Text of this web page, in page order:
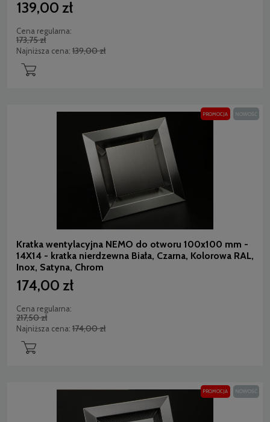
139,00 zł
Cena regularna:
173,75 zł
Najniższa cena: 139,00 zł
Kratka wentylacyjna NEMO do otworu 100x100 mm -
14X14 - kratka nierdzewna Biała, Czarna, Kolorowa RAL,
Inox, Satyna, Chrom
174,00 zł
Cena regularna:
217,50 zł
Najniższa cena: 174,00 zł
PROMOCJA NOWOŚĆ
PROMOCJA NOWOŚĆ